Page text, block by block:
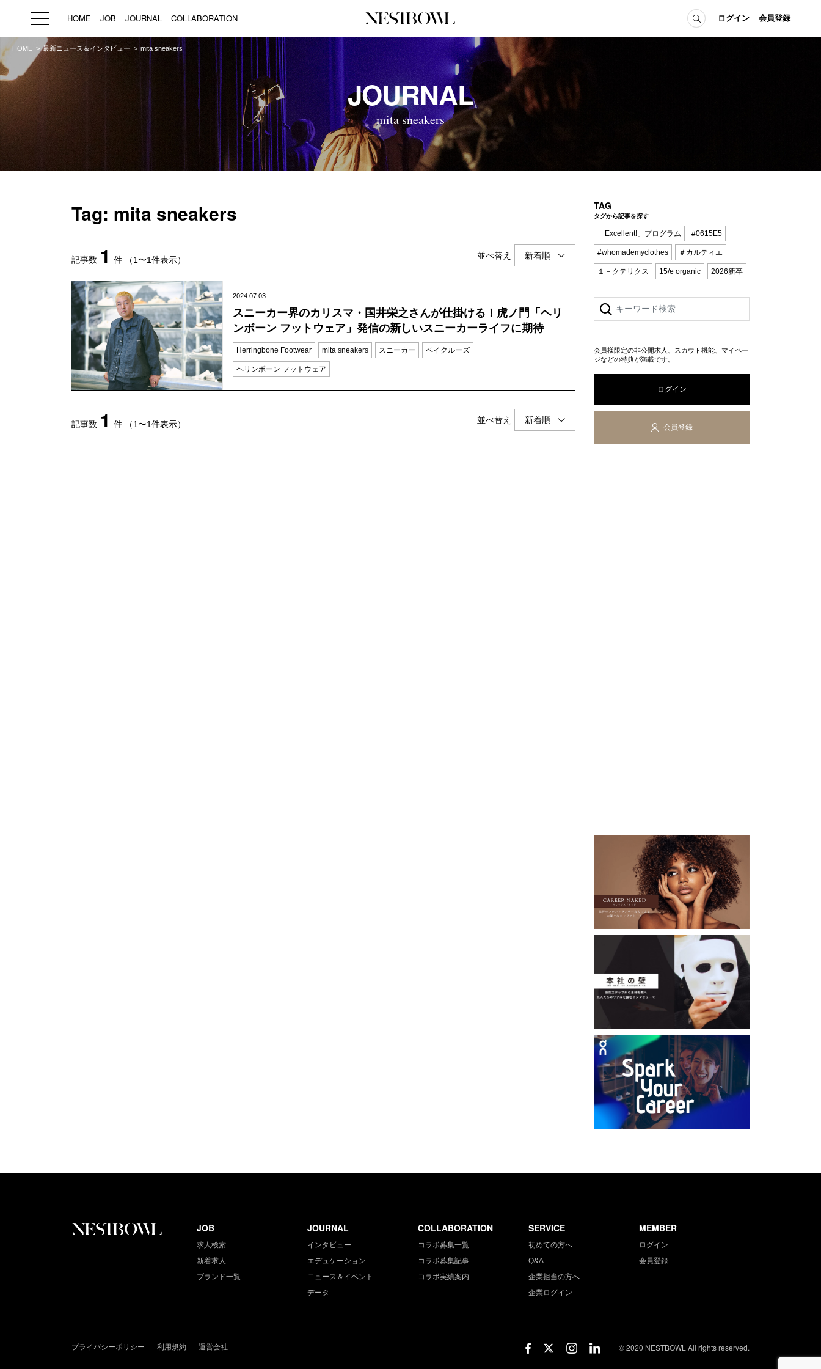
HOME JOB JOURNAL COLLABORATION ログイン 会員登録
HOME JOB
求人検索
新着求人
ブランド一覧
JOURNAL
インタビュー
エデュケーション
ニュース＆イベント
データ
COLLABORATION
コラボ募集一覧
コラボ募集記事
コラボ実績案内
初めての方へ
Q&A
HOME 最新ニュース＆インタビュー mita sneakers
JOURNAL
mita sneakers
Tag: mita sneakers
記事数 1 件 （1〜1件表示） 並べ替え
2024.07.03
スニーカー界のカリスマ・国井栄之さんが仕掛ける！虎ノ門「ヘリ
ンボーン フットウェア」発信の新しいスニーカーライフに期待
Herringbone Footwear mita sneakers スニーカー ベイクルーズ
ヘリンボーン フットウェア
記事数 1 件 （1〜1件表示） 並べ替え
TAG
タグから記事を探す
「Excellent!」プログラム #0615E5
#whomademyclothes ＃カルティエ
１－クテリクス 15/e organic 2026新卒
会員様限定の非公開求人、スカウト機能、マイペー
ジなどの特典が満載です。
ログイン
会員登録
JOB
求人検索
新着求人
ブランド一覧
JOURNAL
インタビュー
エデュケーション
ニュース＆イベント
データ
COLLABORATION
コラボ募集一覧
コラボ募集記事
コラボ実績案内
SERVICE
初めての方へ
Q&A
企業担当の方へ
企業ログイン
MEMBER
ログイン
会員登録
プライバシーポリシー 利用規約 運営会社 © 2020 NESTBOWL All rights reserved.